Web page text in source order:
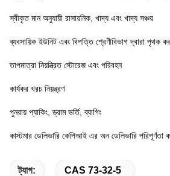
স্বীকৃত মান অনুযায়ী রাসায়নিক, খাদ্য এবং খাদ্য সঞ্চয়
ব্যবসায়িক ইউনিট এবং বিপত্তি শ্রেণীবিভাগ দ্বারা পৃথক
তাপমাত্রা নিয়ন্ত্রিত স্টোরেজ এবং পরিবহন
কার্যকর খরচ নিয়ন্ত্রণ
পুনরায় প্যাকিং, ড্রাম ভর্তি, ব্যাগিং
কাস্টমার ডেলিভারি কেপিআই এর অন ডেলিভারি পরিপূর্ণতা
ট্যাগ: CAS 73-32-5